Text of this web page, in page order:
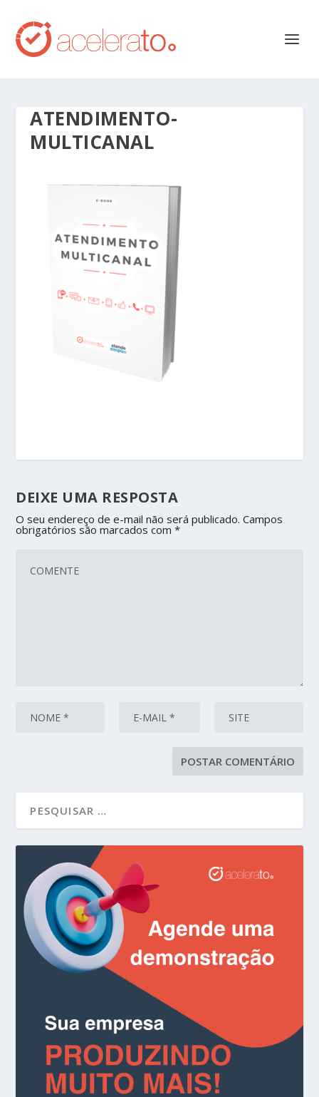
ATENDIMENTO-
MULTICANAL
DEIXE UMA RESPOSTA
O seu endereço de e-mail não será publicado. Campos
obrigatórios são marcados com*